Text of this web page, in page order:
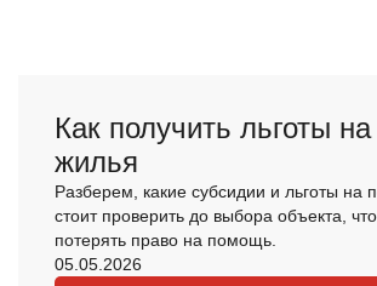
Как получить льготы на
жилья
Разберем, какие субсидии и льготы на
стоит проверить до выбора объекта,
потерять право на помощь.
05.05.2026